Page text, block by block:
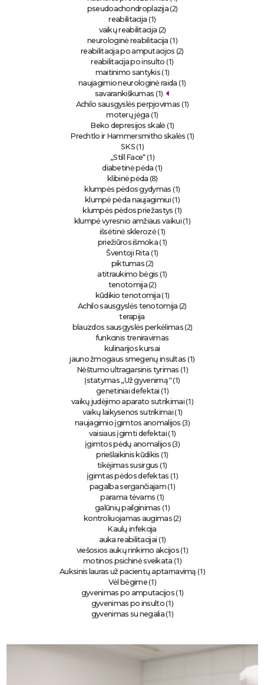
pseudoachondroplazija (2)
reabilitacija (1)
vaikų reabilitacija (2)
neurologinė reabilitacija (1)
reabilitacija po amputacijos (2)
reabilitacija po insulto (1)
maitinimo santykis (1)
naujagimio neurologinė raida (1)
savarankiškumas (1)
Achilo sausgyslės perpjovimas (1)
moterų jėga (1)
Beko depresijos skalė(1)
Prechtlo ir Hammersmitho skalės (1)
SKS(1)
„Still Face“(1)
diabetinė pėda (1)
klibinė pėda (8)
klumpės pėdos gydymas (1)
klumpė pėda naujagimiui(1)
klumpės pėdos priežastys (1)
klumpė vyresnio amžiaus vaikui(1)
išsėtinė sklerozė(1)
priežiūros išmoka(1)
Šventoji Rita (1)
piktumas (2)
atitraukimo bėgis (1)
tenotomija(2)
kūdikio tenotomija (1)
Achilo sausgyslės tenotomija (2)
terapija
blauzdos sausgyslės perkėlimas(2)
funkcinis treniravimas
kulinarijos kursai
jauno žmogaus smegenų insultas (1)
Nėštumo ultragarsinis tyrimas (1)
Įstatymas „Už gyvenimą“ (1)
genetiniai defektai (1)
vaikų judėjimo aparato sutrikimai(1)
vaikų laikysenos sutrikimai(1)
naujagimio įgimtos anomalijos (3)
vaisiaus įgimti defektai (1)
įgimtos pėdų anomalijos(3)
priešlaikinis kūdikis (1)
tikėjimas susirgus (1)
įgimtas pėdos defektas (1)
pagalba sergančiajam(1)
parama tėvams (1)
galūnių pailginimas (1)
kontroliuojamas augimas(2)
Kaulų infekcija
auka reabilitacijai (1)
viešosios aukų rinkimo akcijos(1)
motinos psichinė sveikata (1)
Auksinis lauras už pacientų aptarnavimą (1)
Vėl bėgime(1)
gyvenimas po amputacijos (1)
gyvenimas po insulto(1)
gyvenimas su negalia(1)